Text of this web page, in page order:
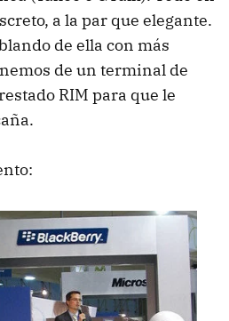
a la par que elegante.
de ella con más
de un terminal de
RIM para que le